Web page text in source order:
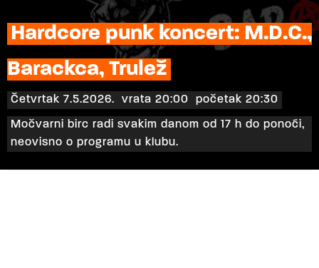
Hardcore punk koncert: M.D.C.,
Barackca, Trulež
Četvrtak 7.5.2026. vrata 20:00 početak 20:30
Močvarni birc radi svakim danom od 17 h do ponoći,
neovisno o programu u klubu.